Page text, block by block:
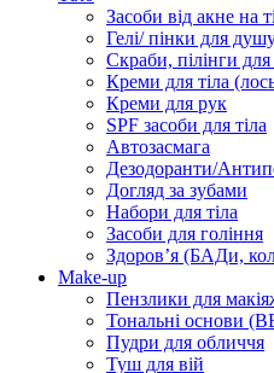
Засоби від акне на
Гелі/ пінки для
Скраби, пілінги для
Креми для тіла
Креми для рук
SPF засоби для тіла
Автозасмага
Дезодоранти/
Догляд за зубами
Набори для тіла
Засоби для гоління
Здоровʼя (БАДи,
Make-up
Пензлики для
Тональні основи
Пудри для обличчя
Туш для вій